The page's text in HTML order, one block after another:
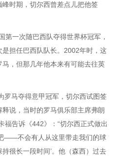
时期，切尔西曾差点儿把他签
第一次随巴西队夺得世界杯冠军，
担任巴西队队长。2002年时，这
，但那几年他本来有可能去往英
罗马夺得意甲冠军，切尔西试图签
说，当时的罗马俱乐部主席弗朗
福告诉《442》：“切尔西正式做出
——不会有人从这里带走我们的球
很长一段时间’。他（森西）过去